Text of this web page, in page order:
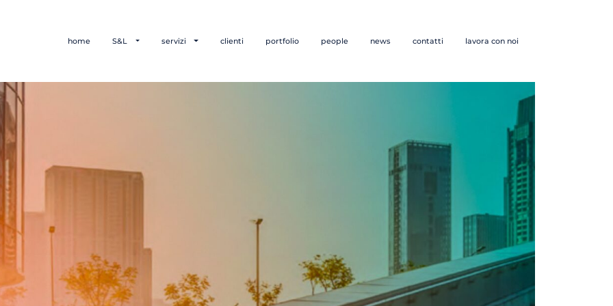
home S&L servizi clienti portfolio people news contatti lavora con noi